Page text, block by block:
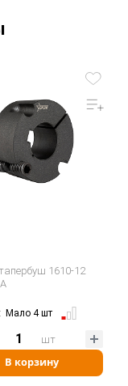
1610-12
Мало 4 шт
В корзину
шт